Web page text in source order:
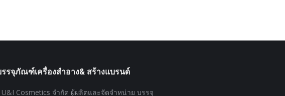
รจุภัณฑ์เครื่องสำอาง& สร้างแบรนด์
Cosmetics จำกัด ผู้ผลิตและจัดจำหน่าย บรรจุ